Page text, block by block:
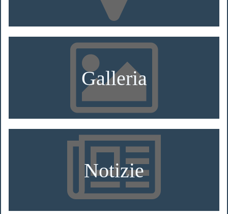
Galleria
Notizie